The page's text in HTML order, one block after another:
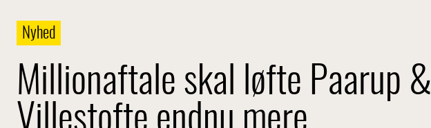
Nyhed
Millionaftale skal løfte Paarup &